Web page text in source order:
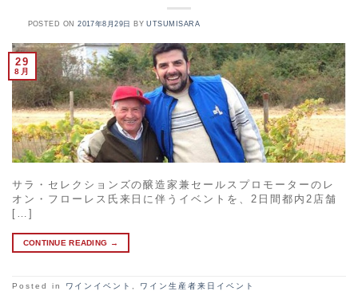
POSTED ON2017年8月29日 BYUTSUMISARA
29
8月
サラ・セレクションズの醸造家兼セールスプロモーターのレ
オン・フローレス氏来日に伴うイベントを、2日間都内2店舗
[…]
CONTINUE READING →
Posted in ワインイベント ワイン生産者来日イベント